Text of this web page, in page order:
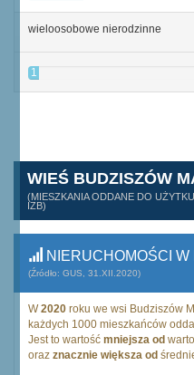
wieloosobowe nierodzinne
1
WIEŚ BUDZISZÓW
(MIESZKANIA ODDANE DO
IZB)
NIERUCHOMOŚCI W
(Źródło: GUS, 31.XII.2020)
W2020 roku we wsi Budziszów
każdych 1000 mieszkańców
Jest to wartość mniejsza od
oraz znacznie większa od